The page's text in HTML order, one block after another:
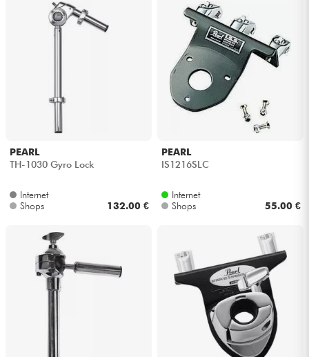
Licht
Blasinstrumente
Violinen & Quartett
Kinder
Kabel & Zubehöre
HiFi
Bundle
Sehen Sie sich unsere Marken an
PEARL
TH-1030 Gyro Lock
Internet
Shops
132.00 €
PEARL
IS1216SLC
Internet
Shops
55.00 €